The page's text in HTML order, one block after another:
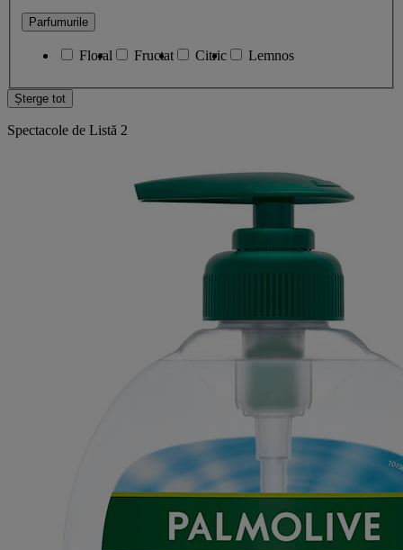
Parfumurile
Floral Fructat Citric Lemnos
Șterge tot
Spectacole de Listă 2